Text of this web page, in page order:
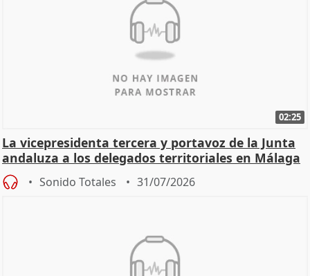
02:25
La vicepresidenta tercera y portavoz de la Junta
andaluza a los delegados territoriales en Málaga
Sonido Totales 31/07/2026